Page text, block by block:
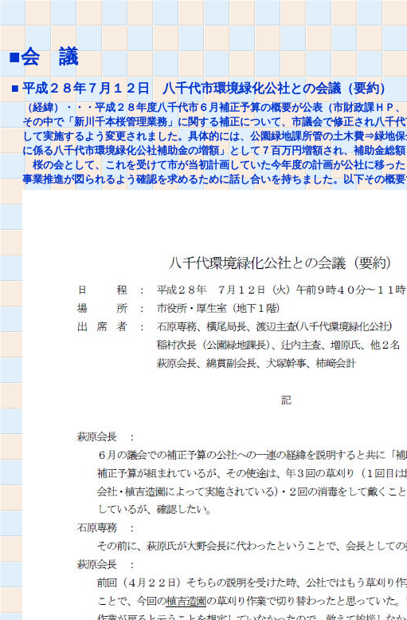
■ 平成２８年７月１２日 八千代市環境緑化公社との会議（要約）
（経緯）・・・平成２８年度八千代市６月補正予算の概要が公表（市財政課ＨＰ
その中で「新川千本桜管理業務」に関する補正について、市議会で修正され八千
して実施するよう変更されました。具体的には、公園緑地課所管の土木費⇒緑地
に係る八千代市環境緑化公社補助金の増額」として７百万円増額され、補助金総
桜の会として、これを受けて市が当初計画していた今年度の計画が公社に移っ
事業推進が図られるよう確認を求めるために話し合いを持ちました。以下その概
■会 議